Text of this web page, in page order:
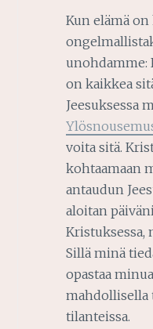
Kun elämä
unohdamme:
on kaikkea
Jeesuksessa
voita sitä.
kohtaamaan
antaudun
aloitan
Kristuksessa,
Sillä minä
opastaa
mahdollisella
tilanteissa.